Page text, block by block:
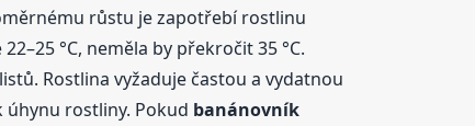
růstu je zapotřebí rostlinu
°C, neměla by překročit 35 °C.
Rostlina vyžaduje častou a vydatnou
rostliny. Pokud banánovník